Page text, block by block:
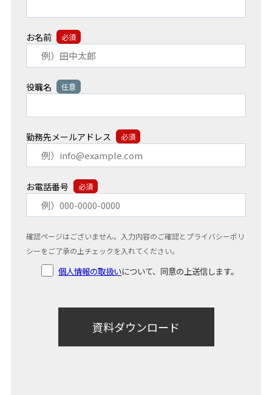
お名前 必須
役職名 任意
勤務先メールアドレス 必須
お電話番号 必須
確認ページはございません。入力内容のご確認とプライバシーポリ
シーをご了承の上チェックを入れてください。
個人情報の取扱いについて、同意の上送信します。